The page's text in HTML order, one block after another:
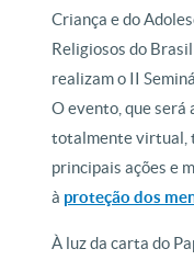
Criança e do
Religiosos do
realizam o II
O evento, que
totalmente virtual,
principais ações e
à proteção dos
À luz da carta do